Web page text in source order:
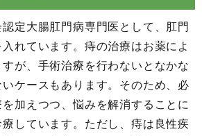
定大腸肛門病専門医として、肛門
れています。痔の治療はお薬によ
が、手術治療を行わないとなかな
ケースもあります。そのため、必
加えつつ、悩みを解消することに
しています。ただし、痔は良性疾